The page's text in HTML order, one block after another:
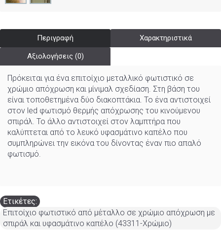
Περιγραφή Χαρακτηριστικά
Αξιολογήσεις (0)
Πρόκειται για ένα επιτοίχιο μεταλλικό φωτιστικό σε
χρώμιο απόχρωση και μίνιμαλ σχεδίαση. Στη βάση του
είναι τοποθετημένα δύο διακοπτάκια. Το ένα αντιστοιχεί
στον led φωτισμό θερμής απόχρωσης του κινούμενου
σπιράλ. Το άλλο αντιστοιχεί στον λαμπτήρα που
καλύπτεται από το λευκό υφασμάτινο καπέλο που
συμπληρώνει την εικόνα του δίνοντας έναν πιο απαλό
φωτισμό.
Ετικέτες:
Επιτοίχιο φωτιστικό από μέταλλο σε χρώμιο απόχρωση με
σπιράλ και υφασμάτινο καπέλο (43311-Χρώμιο)